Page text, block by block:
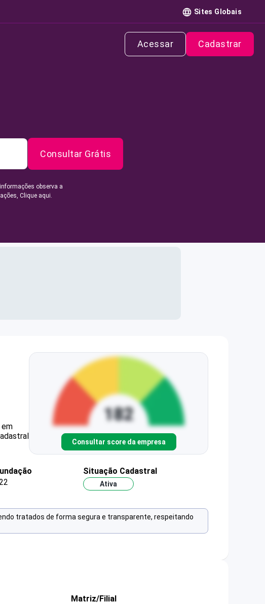
Sites Globais
Acessar Cadastrar
Consultar Grátis
observa a
Clique aqui.
em
Consultar score da empresa
Situação Cadastral
Ativa
tratados de forma segura e transparente, respeitando
Matriz/Filial